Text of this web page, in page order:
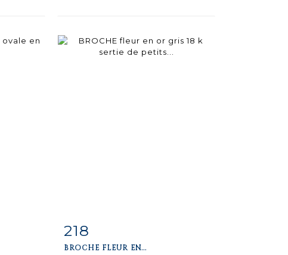
218
BROCHE FLEUR EN...